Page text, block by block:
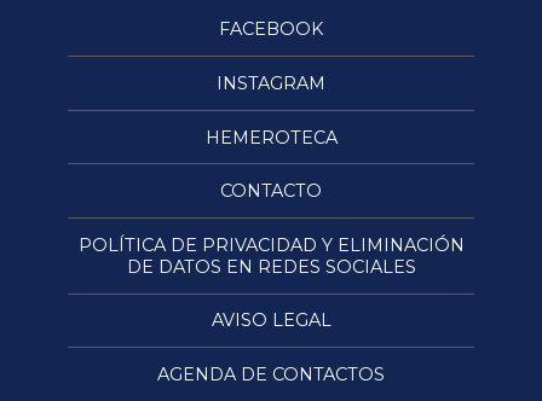
FACEBOOK
INSTAGRAM
HEMEROTECA
CONTACTO
POLÍTICA DE PRIVACIDAD Y ELIMINACIÓN
DE DATOS EN REDES SOCIALES
AVISO LEGAL
AGENDA DE CONTACTOS